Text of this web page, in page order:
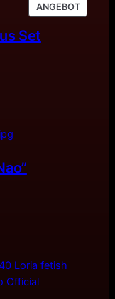
ANGEBOT
IM
Set